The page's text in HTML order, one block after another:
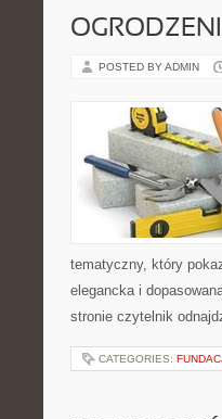
POSTED BY ADMIN
tematyczny, który
elegancka i
stronie czytelnik
CATEGORIES: